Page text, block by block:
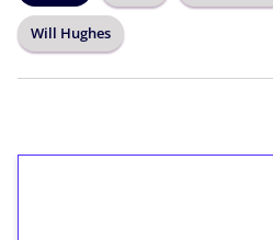
Will Hughes